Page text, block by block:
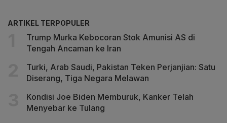
ARTIKEL TERPOPULER
Trump Murka Kebocoran Stok Amunisi AS di
Tengah Ancaman ke Iran
Turki, Arab Saudi, Pakistan Teken Perjanjian: Satu
Diserang, Tiga Negara Melawan
Kondisi Joe Biden Memburuk, Kanker Telah
Menyebar ke Tulang